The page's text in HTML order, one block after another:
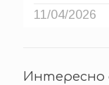
11/04/2026
Интересно